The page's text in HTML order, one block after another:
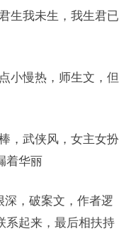
生我未生，我生君已
小慢热，师生文，但
，武侠风，女主女扮
着华丽
深，破案文，作者逻
系起来，最后相扶持